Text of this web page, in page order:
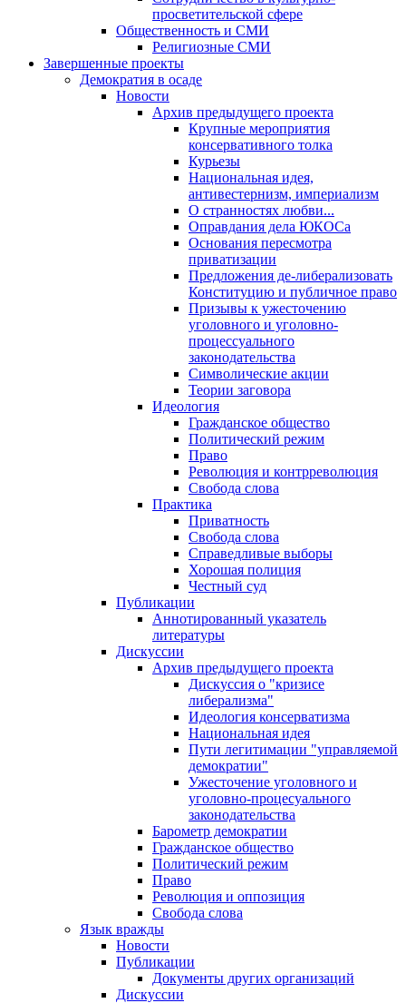
просветительской сфере
Общественность и СМИ
Религиозные СМИ
Завершенные проекты
Демократия в осаде
Новости
Архив предыдущего проекта
Крупные мероприятия
консервативного толка
Курьезы
Национальная идея,
антивестернизм, империализм
О странностях любви...
Оправдания дела ЮКОСа
Основания пересмотра
приватизации
Предложения де-либерализовать
Конституцию и публичное право
Призывы к ужесточению
уголовного и уголовно-
процессуального
законодательства
Символические акции
Теории заговора
Идеология
Гражданское общество
Политический режим
Право
Революция и контрреволюция
Свобода слова
Практика
Приватность
Свобода слова
Справедливые выборы
Хорошая полиция
Честный суд
Публикации
Аннотированный указатель
литературы
Дискуссии
Архив предыдущего проекта
Дискуссия о "кризисе
либерализма"
Идеология консерватизма
Национальная идея
Пути легитимации "управляемой
демократии"
Ужесточение уголовного и
уголовно-процесуального
законодательства
Барометр демократии
Гражданское общество
Политический режим
Право
Революция и оппозиция
Свобода слова
Язык вражды
Новости
Публикации
Документы других организаций
Дискуссии